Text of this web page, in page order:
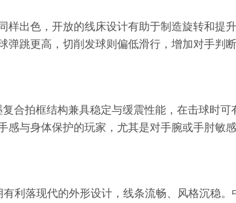
样出色，开放的线床设计有助于制造旋转和提
弹跳更高，切削发球则偏低滑行，增加对手判断
复合拍框结构兼具稳定与缓震性能，在击球时可
感与身体保护的玩家，尤其是对手腕或手肘敏感
有利落现代的外形设计，线条流畅、风格沉稳